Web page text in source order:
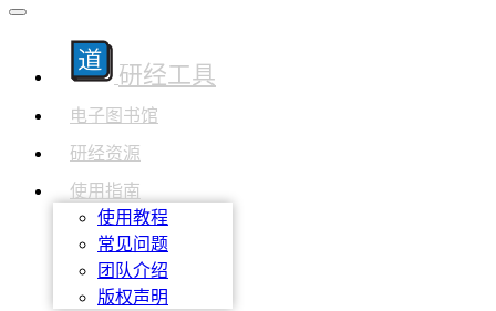
研经工具
电子图书馆
研经资源
使用指南
使用教程
常见问题
团队介绍
版权声明